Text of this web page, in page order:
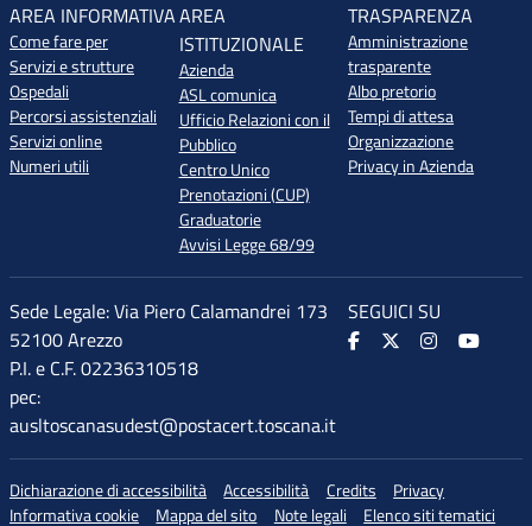
AREA INFORMATIVA
Come fare per
Servizi e strutture
Ospedali
Percorsi assistenziali
Servizi online
Numeri utili
AREA
ISTITUZIONALE
Azienda
ASL comunica
Ufficio Relazioni con il
Pubblico
Centro Unico
Prenotazioni (CUP)
Graduatorie
Avvisi Legge 68/99
TRASPARENZA
Amministrazione
trasparente
Albo pretorio
Tempi di attesa
Organizzazione
Privacy in Azienda
Sede Legale: Via Piero Calamandrei 173
52100 Arezzo
P.I. e C.F. 02236310518
pec:
ausltoscanasudest@postacert.toscana.it
SEGUICI SU
Dichiarazione di accessibilità Accessibilità Credits
Privacy
Informativa cookie
Mappa del sito Note legali
Elenco siti tematici